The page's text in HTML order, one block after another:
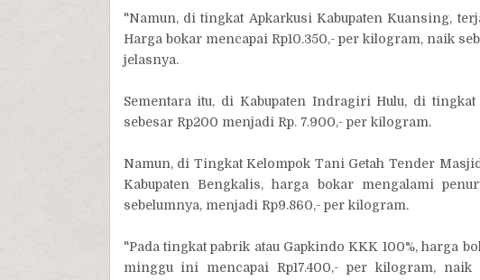
"Namun, di tingkat Apkarkusi Kabupaten Kuansing,
Harga bokar mencapai Rp10.350,- per kilogram, naik
jelasnya.
Sementara itu, di Kabupaten Indragiri Hulu, di
sebesar Rp200 menjadi Rp. 7.900,- per kilogram.
Namun, di Tingkat Kelompok Tani Getah Tender
Kabupaten Bengkalis, harga bokar mengalami
sebelumnya, menjadi Rp9.860,- per kilogram.
"Pada tingkat pabrik atau Gapkindo KKK 100%, harga
minggu ini mencapai Rp17.400,- per kilogram,